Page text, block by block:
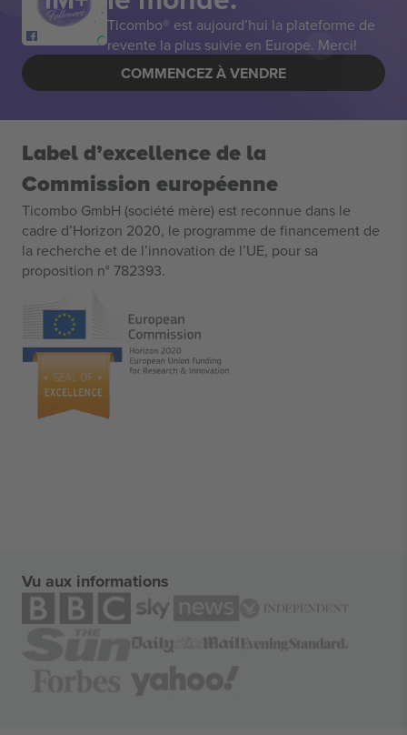
Ticombo® est aujourd’hui la plateforme de
revente la plus suivie en Europe. Merci!
COMMENCEZ À VENDRE
Label d’excellence de la
Commission européenne
Ticombo GmbH (société mère) est reconnue dans le
cadre d’Horizon 2020, le programme de financement de
la recherche et de l’innovation de l’UE, pour sa
proposition n° 782393.
Vu aux informations